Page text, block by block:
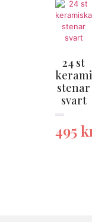
24 st
stenar
svart
495